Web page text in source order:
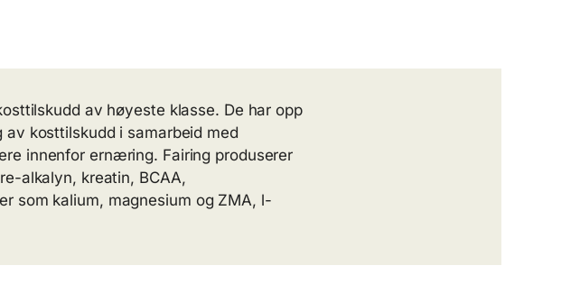
av høyeste klasse. De har opp
kosttilskudd i samarbeid med
innenfor ernæring. Fairing produserer
alkalyn, kreatin, BCAA,
som kalium, magnesium og ZMA, l-